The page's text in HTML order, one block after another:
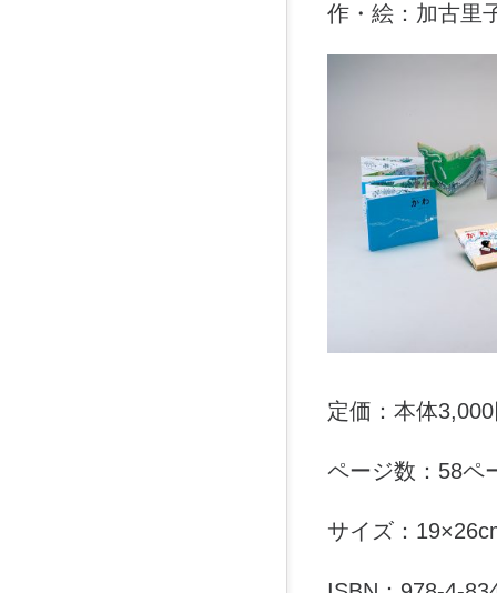
作・絵：加古里
定価：本体
ページ数：58ペ
サイズ：